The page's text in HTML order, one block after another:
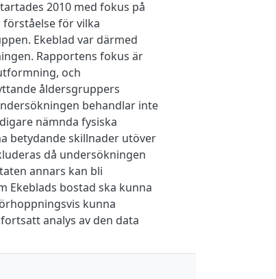
2010 med fokus på
för vilka
Ekeblad var därmed
Rapportens fokus är
och
åldersgruppers
behandlar inte
nämnda fysiska
betydande skillnader utöver
då undersökningen
annars kan bli
Ekeblads bostad ska kunna
kunna
analys av den data